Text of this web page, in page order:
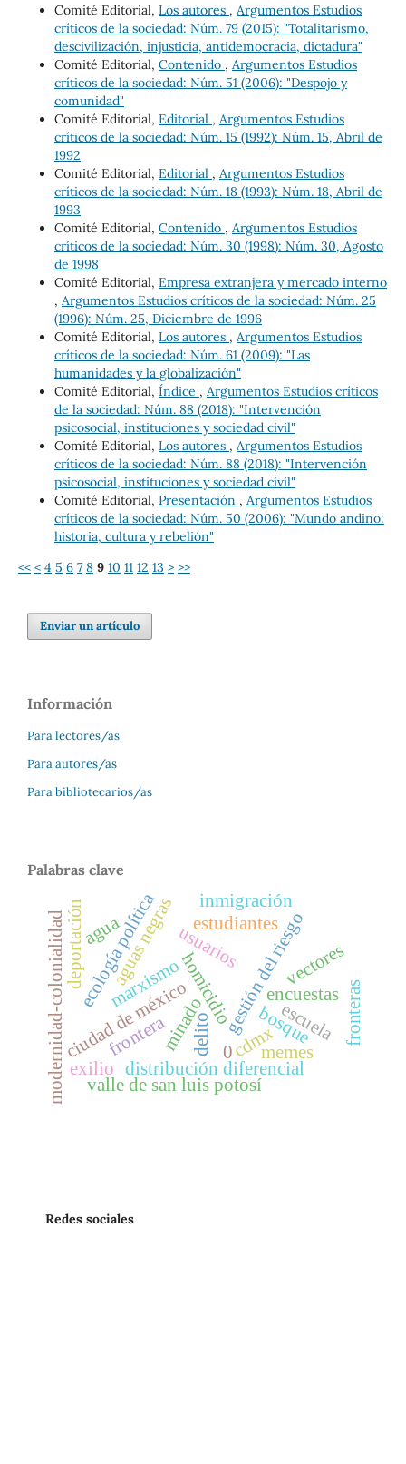
Comité Editorial, Los autores , Argumentos Estudios
críticos de la sociedad: Núm. 79 (2015): "Totalitarismo,
descivilización, injusticia, antidemocracia, dictadura"
Comité Editorial, Contenido , Argumentos Estudios
críticos de la sociedad: Núm. 51 (2006): "Despojo y
comunidad"
Comité Editorial, Editorial , Argumentos Estudios
críticos de la sociedad: Núm. 15 (1992): Núm. 15, Abril de
1992
Comité Editorial, Editorial , Argumentos Estudios
críticos de la sociedad: Núm. 18 (1993): Núm. 18, Abril de
1993
Comité Editorial, Contenido , Argumentos Estudios
críticos de la sociedad: Núm. 30 (1998): Núm. 30, Agosto
de 1998
Comité Editorial, Empresa extranjera y mercado interno
, Argumentos Estudios críticos de la sociedad: Núm. 25
(1996): Núm. 25, Diciembre de 1996
Comité Editorial, Los autores , Argumentos Estudios
críticos de la sociedad: Núm. 61 (2009): "Las
humanidades y la globalización"
Comité Editorial, Índice , Argumentos Estudios críticos
de la sociedad: Núm. 88 (2018): "Intervención
psicosocial, instituciones y sociedad civil"
Comité Editorial, Los autores , Argumentos Estudios
críticos de la sociedad: Núm. 88 (2018): "Intervención
psicosocial, instituciones y sociedad civil"
Comité Editorial, Presentación , Argumentos Estudios
críticos de la sociedad: Núm. 50 (2006): "Mundo andino:
historia, cultura y rebelión"
<< < 4 5 6 7 8 9 10 11 12 13 > >>
Enviar un artículo
Información
Para lectores/as
Para autores/as
Para bibliotecarios/as
Palabras clave
marxismohomicidiogestión del riesgo
aguas negrasusuarios
encuestas
memes
ciudad de méxico
distribución diferencial
cdmx
delito
valle de san luis potosí
minado bosque
ecología política
agua
modernidad-colonialidad vectores
escuela
estudiantes
frontera
exilio
fronteras
inmigración
deportación
0
Redes sociales